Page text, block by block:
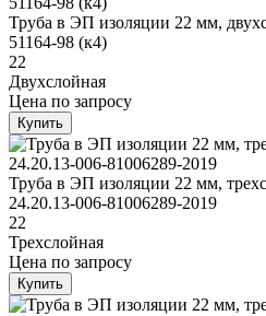
Труба в ЭП изоляции 22 мм,
51164-98 (к4)
22
Двухслойная
Цена по запросу
Купить
Труба в ЭП изоляции 22 мм,
24.20.13-006-81006289-2019
22
Трехслойная
Цена по запросу
Купить